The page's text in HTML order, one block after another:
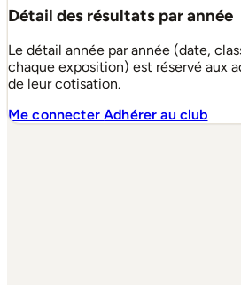
Détail des résultats par année
Le détail année par année (date,
chaque exposition) est réservé aux
de leur cotisation.
Me connecterAdhérer au club